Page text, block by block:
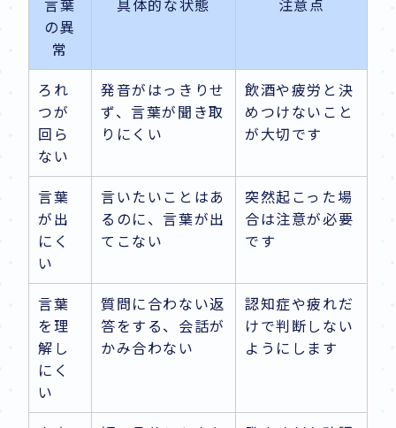
言葉
の異
常
具体的な状態 注意点
ろれ
つが
回ら
ない
発音がはっきりせ
ず、言葉が聞き取
りにくい
飲酒や疲労と決
めつけないこと
が大切です
言葉
が出
にく
い
言いたいことはあ
るのに、言葉が出
てこない
突然起こった場
合は注意が必要
です
言葉
を理
解し
にく
い
質問に合わない返
答をする、会話が
かみ合わない
認知症や疲れだ
けで判断しない
ようにします